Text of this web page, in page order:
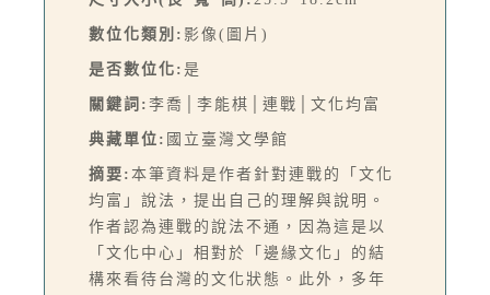
數位化類別: 影像(圖片)
是否數位化: 是
關鍵詞: 李喬│李能棋│連戰│文化均富
典藏單位: 國立臺灣文學館
摘要: 本筆資料是作者針對連戰的「文化
均富」說法，提出自己的理解與說明。
作者認為連戰的說法不通，因為這是以
「文化中心」相對於「邊緣文化」的結
構來看待台灣的文化狀態。此外，多年